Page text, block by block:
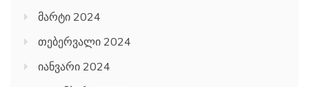
მარტი 2024
თებერვალი 2024
იანვარი 2024